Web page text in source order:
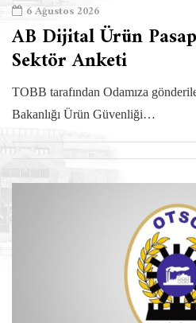
6 Ağustos 2026
AB Dijital Ürün
Sektör Anketi
TOBB tarafından Odamıza
Bakanlığı Ürün Güvenliği…